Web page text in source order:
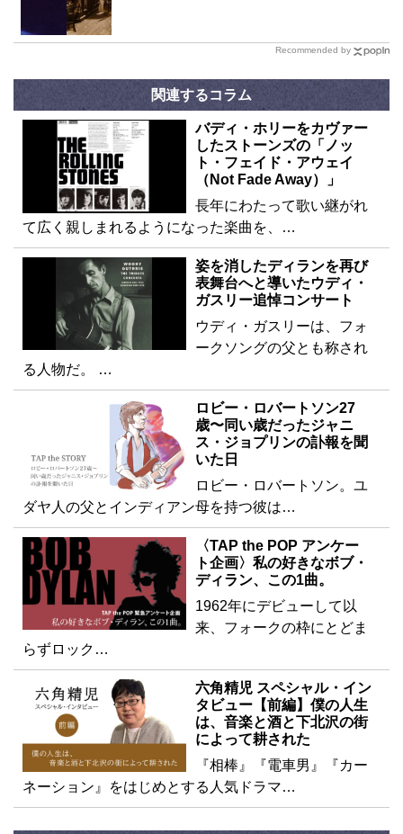
Recommended by
関連するコラム
バディ・ホリーをカヴァー
したストーンズの「ノッ
ト・フェイド・アウェイ
（Not Fade Away）」
長年にわたって歌い継がれ
て広く親しまれるようになった楽曲を、…
姿を消したディランを再び
表舞台へと導いたウディ・
ガスリー追悼コンサート
ウディ・ガスリーは、フォ
ークソングの父とも称され
る人物だ。 …
ロビー・ロバートソン27
歳〜同い歳だったジャニ
ス・ジョプリンの訃報を聞
いた日
ロビー・ロバートソン。ユ
ダヤ人の父とインディアン母を持つ彼は…
〈TAP the POP アンケー
ト企画〉私の好きなボブ・
ディラン、この1曲。
1962年にデビューして以
来、フォークの枠にとどま
らずロック…
六角精児 スペシャル・イン
タビュー【前編】僕の人生
は、音楽と酒と下北沢の街
によって耕された
『相棒』『電車男』『カー
ネーション』をはじめとする人気ドラマ…